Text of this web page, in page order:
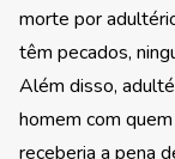
morte por
têm pecados,
Além disso,
homem com
receberia a pena